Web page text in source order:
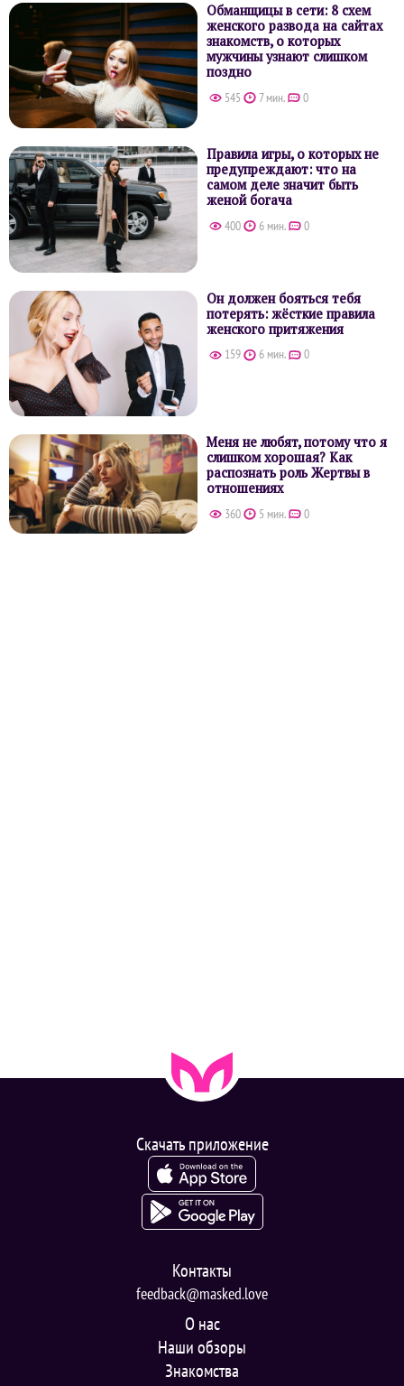
Обманщицы в сети: 8 схем
женского развода на сайтах
знакомств, о которых
мужчины узнают слишком
поздно
545 7 мин. 0
Правила игры, о которых не
предупреждают: что на
самом деле значит быть
женой богача
400 6 мин. 0
Он должен бояться тебя
потерять: жёсткие правила
женского притяжения
159 6 мин. 0
Меня не любят, потому что я
слишком хорошая? Как
распознать роль Жертвы в
отношениях
360 5 мин. 0
Скачать приложение
Контакты
feedback@masked.love
О нас
Наши обзоры
Знакомства